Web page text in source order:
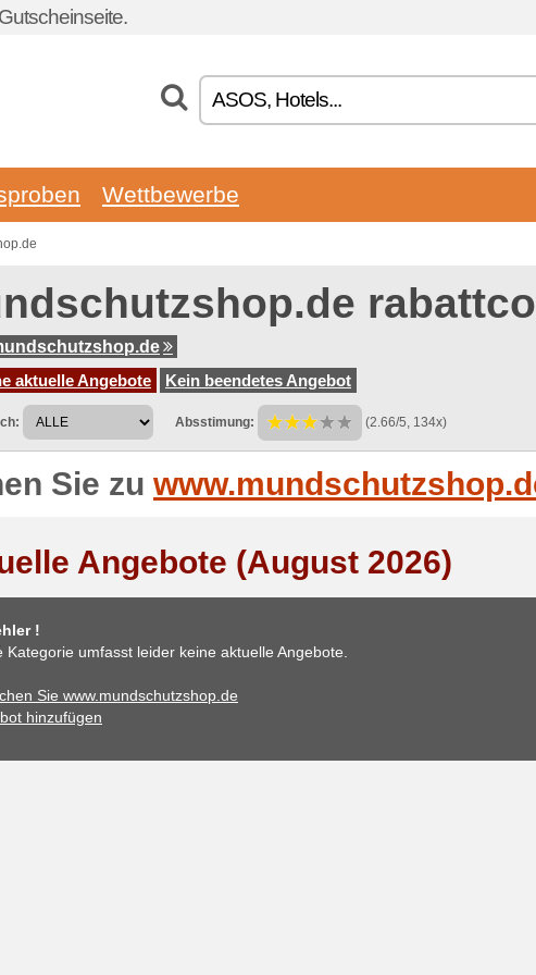
Wettbewerbe
aktuelle Angebote
Kein beendetes Angebot
Absstimung: (2.66/5, 134x)
Sie zu
Angebote (August 2026)
!
Kategorie umfasst leider keine aktuelle Angebote.
Sie www.mundschutzshop.de
hinzufügen